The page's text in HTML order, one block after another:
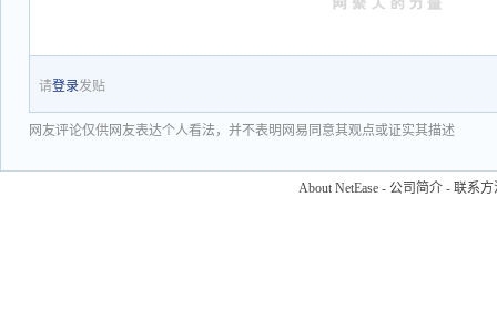
请登录发贴
网友评论仅供网友表达个人看法，并不表明网易同意其观点或证实其描述
About NetEase - 公司简介 - 联系方